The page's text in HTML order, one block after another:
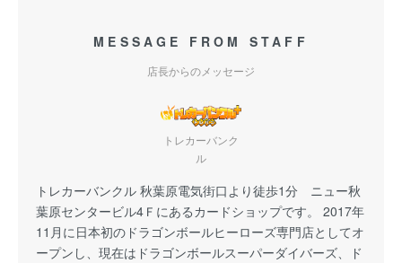
MESSAGE FROM STAFF
店長からのメッセージ
トレカーバンク
ル
トレカーバンクル 秋葉原電気街口より徒歩1分 ニュー秋
葉原センタービル4Ｆにあるカードショップです。 2017年
11月に日本初のドラゴンボールヒーローズ専門店としてオ
ープンし、現在はドラゴンボールスーパーダイバーズ、ド